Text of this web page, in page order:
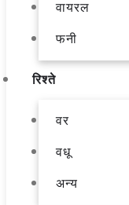
वायरल
फनी
रिश्ते
वर
वधू
अन्य